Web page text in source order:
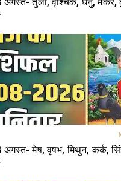
अगस्त- मेष, वृषभ, मिथुन, कर्क,